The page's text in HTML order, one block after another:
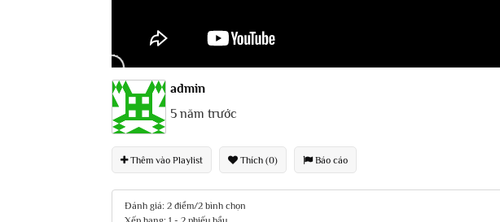
admin
5 năm trước
Thêm vào Playlist Thích (0) Báo cáo
Đánh giá: 2 điểm/2 bình chọn